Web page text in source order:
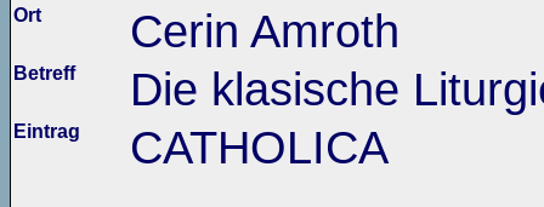
Ort Cerin Amroth
Betreff Die klasische
Eintrag CATHOLICA